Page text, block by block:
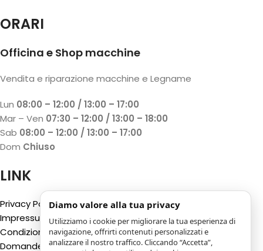
ORARI
Officina e Shop macchine
Vendita e riparazione macchine e Legname
Lun 08:00 – 12:00 / 13:00 – 17:00
Mar – Ven 07:30 – 12:00 / 13:00 – 18:00
Sab 08:00 – 12:00 / 13:00 – 17:00
Dom Chiuso
LINK
Privacy Policy
Impressum
Condizioni generali
Domande Frequenti (FAQ)
Diamo valore alla tua privacy
Utilizziamo i cookie per migliorare la tua esperienza di
navigazione, offrirti contenuti personalizzati e
analizzare il nostro traffico. Cliccando “Accetta”,